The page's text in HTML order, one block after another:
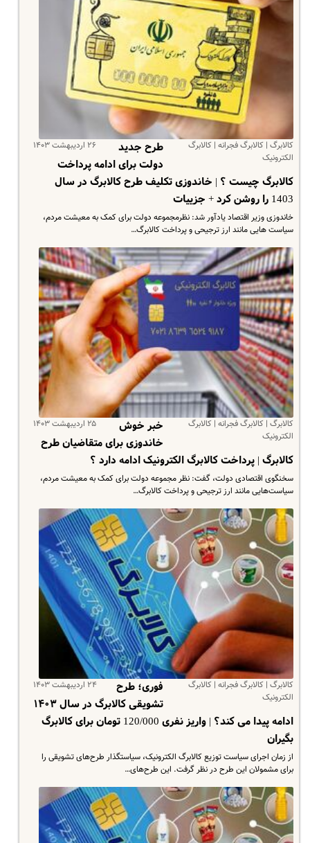
کالابرگ | کالابرگ فجرانه | کالابرگ
الکترونیک
۲۶ اردیبهشت ۱۴۰۳
طرح جدید
دولت برای ادامه پرداخت
کالابرگ چیست ؟ | خاندوزی تکلیف طرح کالابرگ در سال
1403 را روشن کرد + جزییات
خاندوزی وزیر اقتصاد یادآور شد: نظرمجموعه دولت برای کمک به معیشت مردم،
سیاست هایی مانند ارز ترجیحی و پرداخت کالابرگ…
کالابرگ | کالابرگ فجرانه | کالابرگ
الکترونیک
۲۵ اردیبهشت ۱۴۰۳
خبر خوش
خاندوزی برای متقاضیان طرح
کالابرگ | پرداخت کالابرگ الکترونیک ادامه دارد ؟
سخنگوی اقتصادی دولت، گفت: نظر مجموعه دولت برای کمک به معیشت مردم،
سیاست‌هایی مانند ارز ترجیحی و پرداخت کالابرگ…
کالابرگ | کالابرگ فجرانه | کالابرگ
الکترونیک
۲۴ اردیبهشت ۱۴۰۳
فوری؛ طرح
تشویقی کالابرگ در سال ۱۴۰۳
ادامه پیدا می کند؟ | واریز نفری 120/000 تومان برای کالابرگ
بگیران
از زمان اجرای سیاست توزیع کالابرگ الکترونیک، سیاستگذار طرح‌های تشویقی را
برای مشمولان این طرح در نظر گرفت. این طرح‌های…